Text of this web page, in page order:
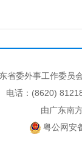
省委外事工作委
电话：(8620)
由广东南
粤公网安